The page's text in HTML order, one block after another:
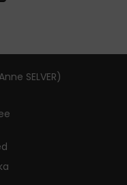
SELVER)